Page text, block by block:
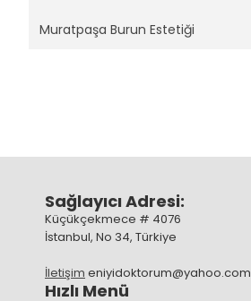
Muratpaşa Burun Estetiği
Sağlayıcı Adresi:
Küçükçekmece # 4076
İstanbul, No 34, Türkiye
İletişim eniyidoktorum@yahoo.com
Hızlı Menü